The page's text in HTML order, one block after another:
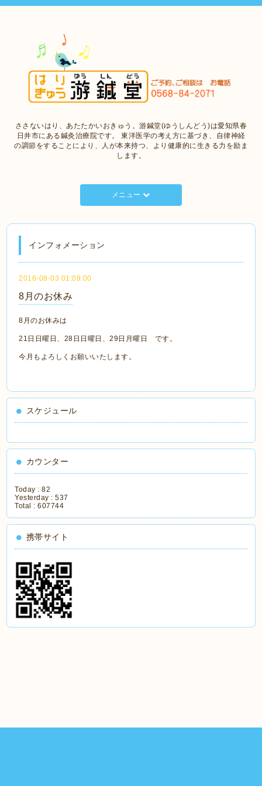
ささないはり、あたたかいおきゅう。游鍼堂(ゆうしんどう)は愛知県春
日井市にある鍼灸治療院です。 東洋医学の考え方に基づき、自律神経
の調節をすることにより、人が本来持つ、より健康的に生きる力を励ま
します。
メニュー
インフォメーション
2016-08-03 01:09:00
8月のお休み
8月のお休みは
21日日曜日、28日日曜日、29日月曜日 です。
今月もよろしくお願いいたします。
スケジュール
カウンター
Today :82
Yesterday :537
Total :607744
携帯サイト